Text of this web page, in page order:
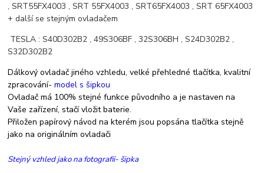
, SRT55FX4003 , SRT 55FX4003 , SRT65FX4003 , SRT 65FX4003
+ další se stejným ovladačem
TESLA : S40D302B2 , 49S306BF , 32S306BH , S24D302B2 ,
S32D302B2
Dálkový ovladač jiného vzhledu, velké přehledné tlačítka, kvalitní
zpracování- model s šipkou
Ovladač má 100% stejné funkce původního a je nastaven na
Vaše zařízení, stačí vložit baterie.
Přiložen papírový návod na kterém jsou popsána tlačítka stejně
jako na originálním ovladači
Stejný vzhled jako na fotografii- šipka